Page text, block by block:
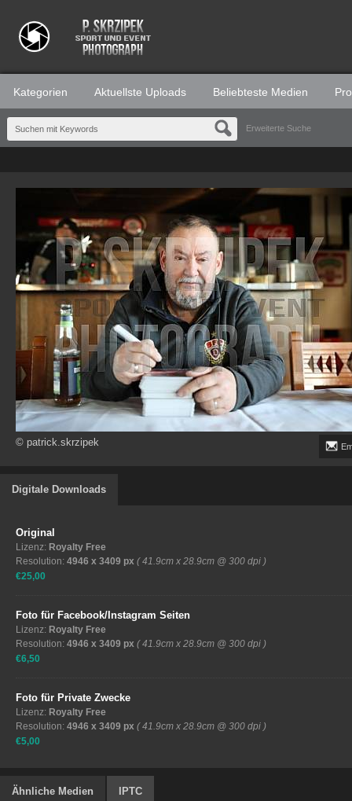
Kategorien Aktuellste Uploads Beliebteste Medien
Erweiterte Suche
© patrick.skrzipek
Digitale Downloads
Original
Lizenz: Royalty Free
Resolution: 4946 x 3409 px ( 41.9cm x 28.9cm @ 300 dpi )
€25,00
Foto für Facebook/Instagram Seiten
Lizenz: Royalty Free
Resolution: 4946 x 3409 px ( 41.9cm x 28.9cm @ 300 dpi )
€6,50
Foto für Private Zwecke
Lizenz: Royalty Free
Resolution: 4946 x 3409 px ( 41.9cm x 28.9cm @ 300 dpi )
€5,00
Ähnliche Medien IPTC